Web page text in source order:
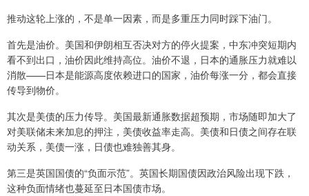
推动这轮上涨的，不是单一因素，而是多重压力同时踩下油门。
首先是油价。美国和伊朗相互否决对方的停火提案，中东冲突短期内
看不到出口，油价因此维持高位。油价不退，日本的通胀压力就难以
消散——日本是能源高度依赖进口的国家，油价每涨一分，都会直接
传导到物价。
其次是美债的压力传导。美国最新通胀数据超预期，市场随即加大了
对美联储未来加息的押注，美债收益率走高。美债和日债之间存在联
动关系，美债一涨，日债也难独善其身。
第三是英国国债的“负面示范”。英国长期国债因政治风险出现下跌，
这种负面情绪也蔓延至日本国债市场。